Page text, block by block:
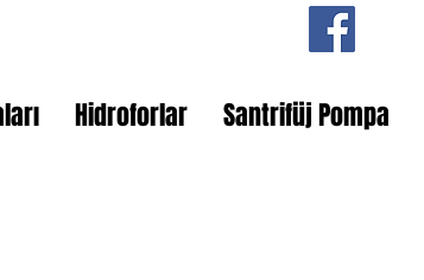
Hidroforlar Santrifüj Pompa